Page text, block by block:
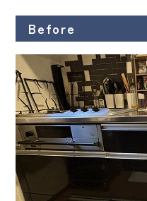
Before